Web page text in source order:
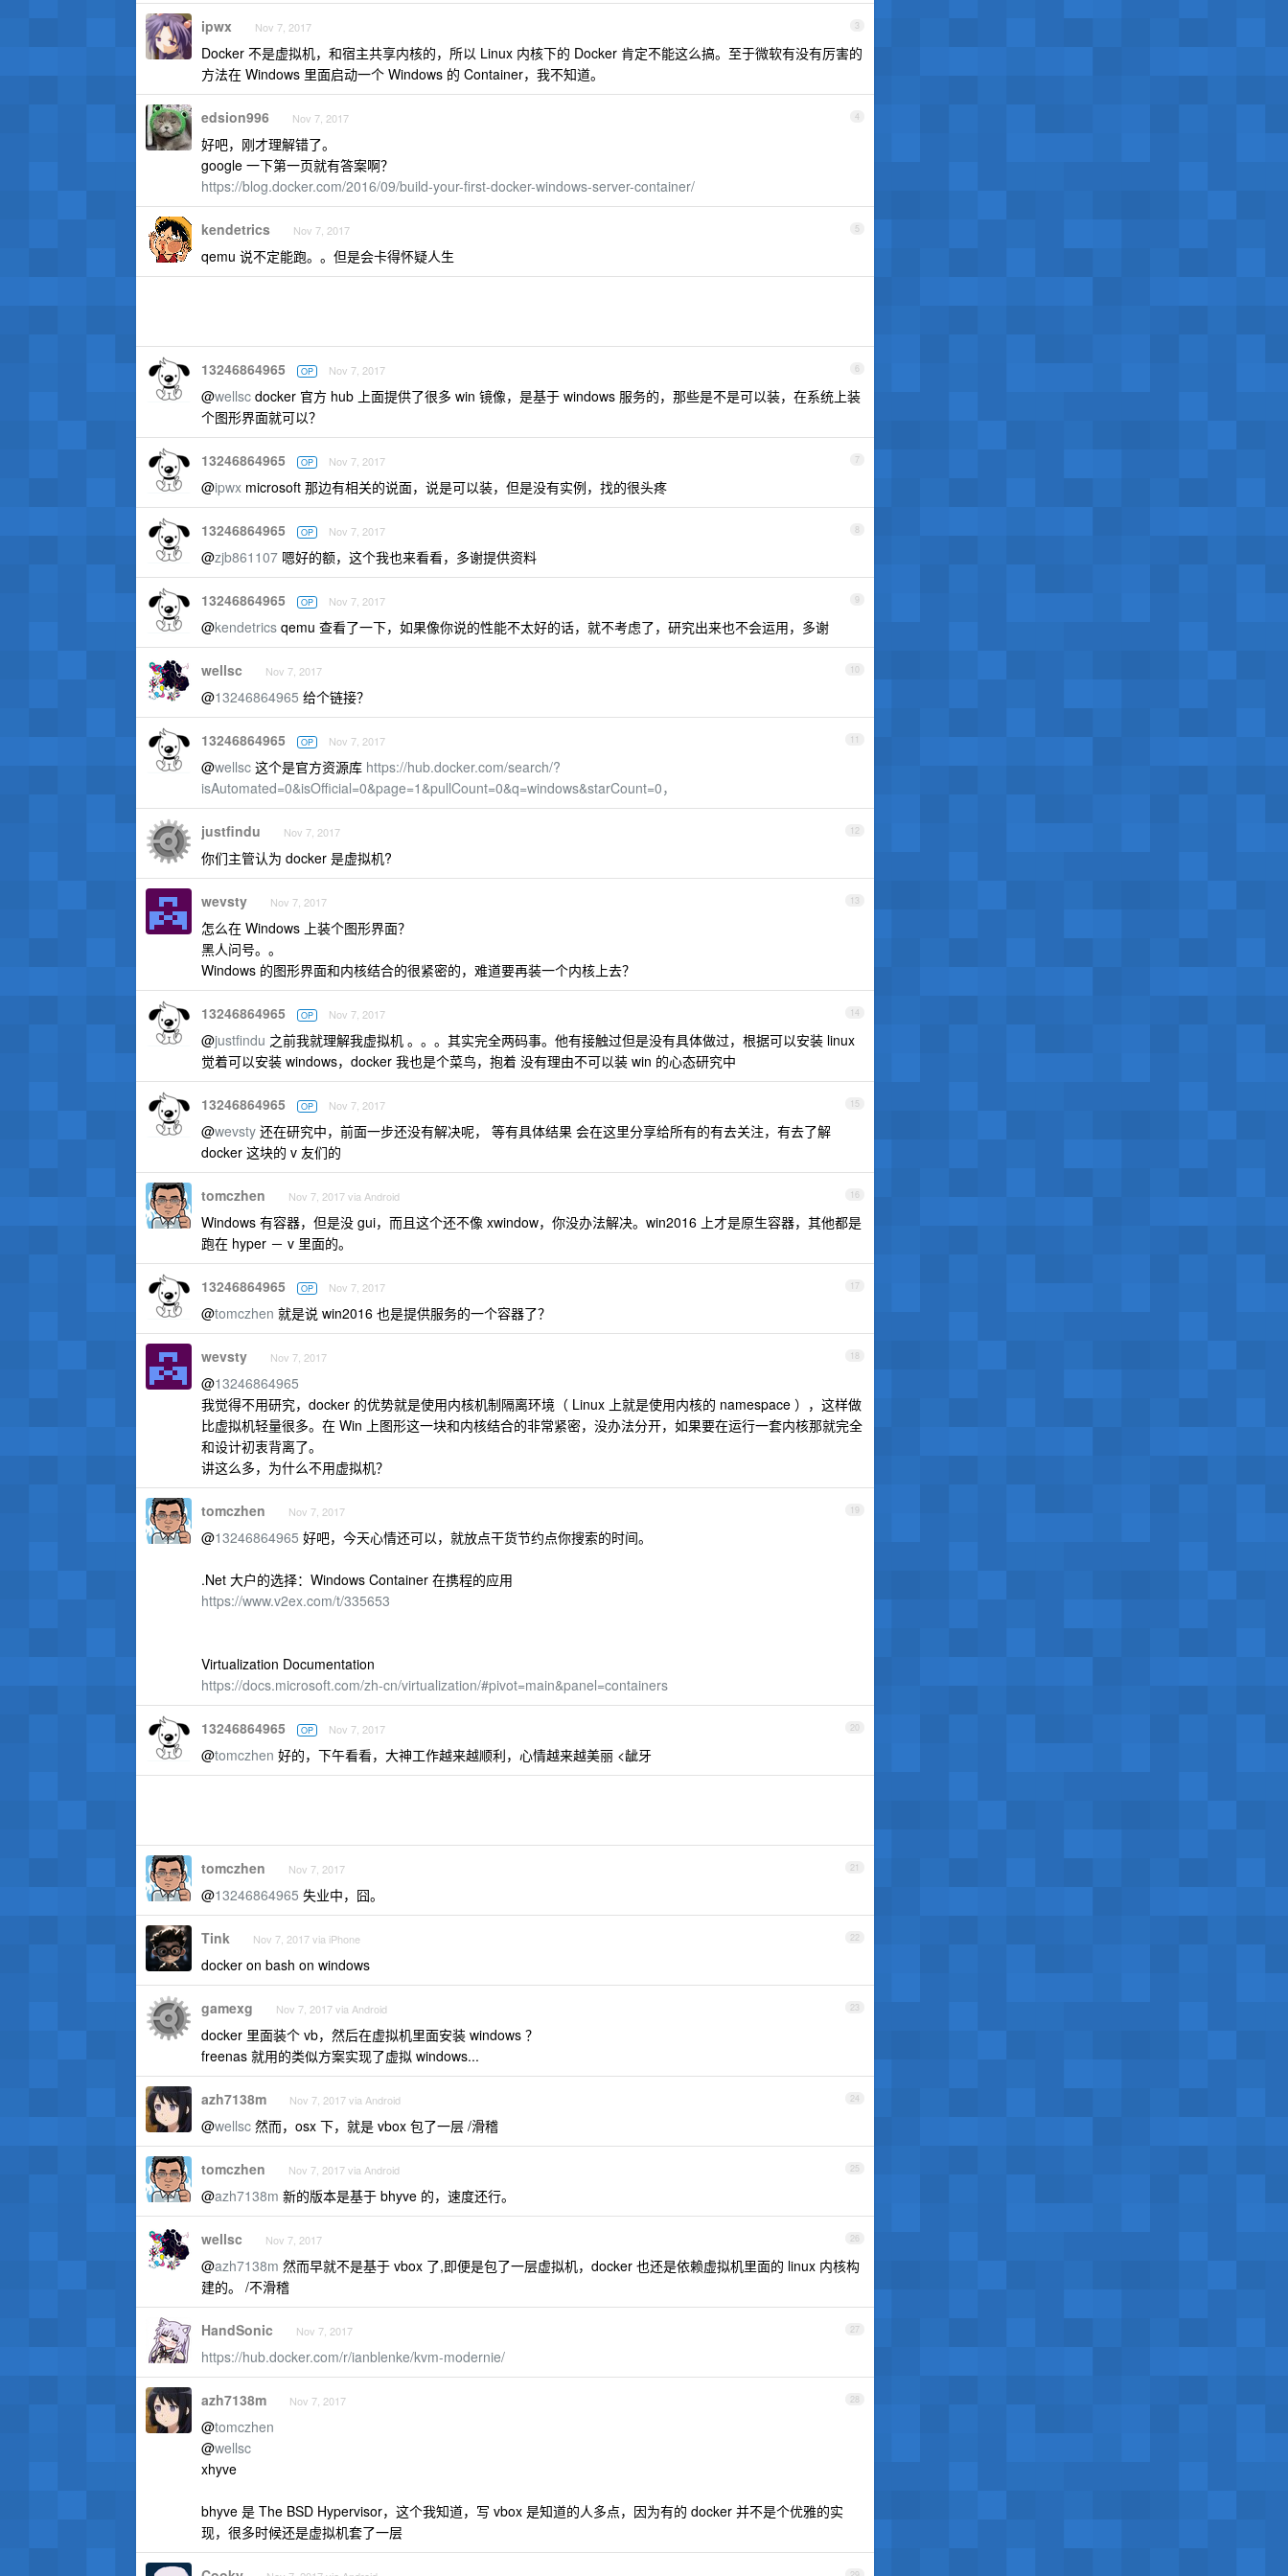
3
ipwx Nov 7, 2017
Docker 不是虚拟机，和宿主共享内核的，所以 Linux 内核下的 Docker 肯定不能这么搞。至于微软有没有厉害的
方法在 Windows 里面启动一个 Windows 的 Container，我不知道。
4
edsion996 Nov 7, 2017
好吧，刚才理解错了。
google 一下第一页就有答案啊？
https://blog.docker.com/2016/09/build-your-first-docker-windows-server-container/
5
kendetrics Nov 7, 2017
qemu 说不定能跑。。但是会卡得怀疑人生
6
13246864965 OP Nov 7, 2017
@wellsc docker 官方 hub 上面提供了很多 win 镜像，是基于 windows 服务的，那些是不是可以装，在系统上装
个图形界面就可以？
7
13246864965 OP Nov 7, 2017
@ipwx microsoft 那边有相关的说面，说是可以装，但是没有实例，找的很头疼
8
13246864965 OP Nov 7, 2017
@zjb861107 嗯好的额，这个我也来看看，多谢提供资料
9
13246864965 OP Nov 7, 2017
@kendetrics qemu 查看了一下，如果像你说的性能不太好的话，就不考虑了，研究出来也不会运用，多谢
10
wellsc Nov 7, 2017
@13246864965 给个链接？
11
13246864965 OP Nov 7, 2017
@wellsc 这个是官方资源库 https://hub.docker.com/search/?
isAutomated=0&isOfficial=0&page=1&pullCount=0&q=windows&starCount=0，
12
justfindu Nov 7, 2017
你们主管认为 docker 是虚拟机?
13
wevsty Nov 7, 2017
怎么在 Windows 上装个图形界面？
黑人问号。。
Windows 的图形界面和内核结合的很紧密的，难道要再装一个内核上去？
14
13246864965 OP Nov 7, 2017
@justfindu 之前我就理解我虚拟机 。。。其实完全两码事。他有接触过但是没有具体做过，根据可以安装 linux
觉着可以安装 windows，docker 我也是个菜鸟，抱着 没有理由不可以装 win 的心态研究中
15
13246864965 OP Nov 7, 2017
@wevsty 还在研究中，前面一步还没有解决呢， 等有具体结果 会在这里分享给所有的有去关注，有去了解
docker 这块的 v 友们的
16
tomczhen Nov 7, 2017 via Android
Windows 有容器，但是没 gui，而且这个还不像 xwindow，你没办法解决。win2016 上才是原生容器，其他都是
跑在 hyper － v 里面的。
17
13246864965 OP Nov 7, 2017
@tomczhen 就是说 win2016 也是提供服务的一个容器了？
18
wevsty Nov 7, 2017
@13246864965
我觉得不用研究，docker 的优势就是使用内核机制隔离环境（ Linux 上就是使用内核的 namespace ），这样做
比虚拟机轻量很多。在 Win 上图形这一块和内核结合的非常紧密，没办法分开，如果要在运行一套内核那就完全
和设计初衷背离了。
讲这么多，为什么不用虚拟机？
19
tomczhen Nov 7, 2017
@13246864965 好吧，今天心情还可以，就放点干货节约点你搜索的时间。
.Net 大户的选择：Windows Container 在携程的应用
https://www.v2ex.com/t/335653
Virtualization Documentation
https://docs.microsoft.com/zh-cn/virtualization/#pivot=main&panel=containers
20
13246864965 OP Nov 7, 2017
@tomczhen 好的，下午看看，大神工作越来越顺利，心情越来越美丽 <龇牙
21
tomczhen Nov 7, 2017
@13246864965 失业中，囧。
22
Tink Nov 7, 2017 via iPhone
docker on bash on windows
23
gamexg Nov 7, 2017 via Android
docker 里面装个 vb，然后在虚拟机里面安装 windows ？
freenas 就用的类似方案实现了虚拟 windows...
24
azh7138m Nov 7, 2017 via Android
@wellsc 然而，osx 下，就是 vbox 包了一层 /滑稽
25
tomczhen Nov 7, 2017 via Android
@azh7138m 新的版本是基于 bhyve 的，速度还行。
26
wellsc Nov 7, 2017
@azh7138m 然而早就不是基于 vbox 了,即便是包了一层虚拟机，docker 也还是依赖虚拟机里面的 linux 内核构
建的。 /不滑稽
27
HandSonic Nov 7, 2017
https://hub.docker.com/r/ianblenke/kvm-modernie/
28
azh7138m Nov 7, 2017
@tomczhen
@wellsc
xhyve
bhyve 是 The BSD Hypervisor，这个我知道，写 vbox 是知道的人多点，因为有的 docker 并不是个优雅的实
现，很多时候还是虚拟机套了一层